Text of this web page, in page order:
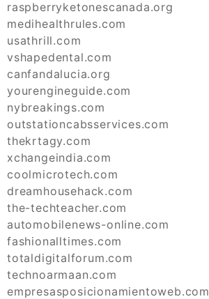
raspberryketonescanada.org
medihealthrules.com
usathrill.com
vshapedental.com
canfandalucia.org
yourengineguide.com
nybreakings.com
outstationcabsservices.com
thekrtagy.com
xchangeindia.com
coolmicrotech.com
dreamhousehack.com
the-techteacher.com
automobilenews-online.com
fashionalltimes.com
totaldigitalforum.com
technoarmaan.com
empresasposicionamientoweb.com